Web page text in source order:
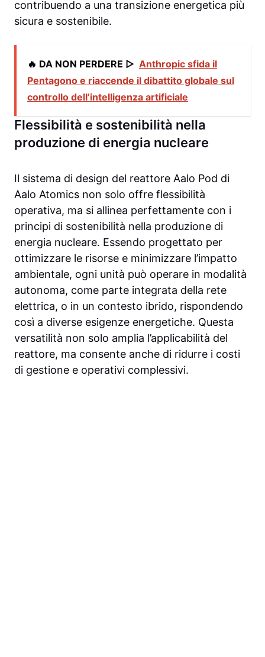
contribuendo a una transizione energetica più
sicura e sostenibile.
🔥 DA NON PERDERE ▷ Anthropic sfida il
Pentagono e riaccende il dibattito globale sul
controllo dell’intelligenza artificiale
Flessibilità e sostenibilità nella
produzione di energia nucleare
Il sistema di design del reattore Aalo Pod di
Aalo Atomics non solo offre flessibilità
operativa, ma si allinea perfettamente con i
principi di sostenibilità nella produzione di
energia nucleare. Essendo progettato per
ottimizzare le risorse e minimizzare l’impatto
ambientale, ogni unità può operare in modalità
autonoma, come parte integrata della rete
elettrica, o in un contesto ibrido, rispondendo
così a diverse esigenze energetiche. Questa
versatilità non solo amplia l’applicabilità del
reattore, ma consente anche di ridurre i costi
di gestione e operativi complessivi.